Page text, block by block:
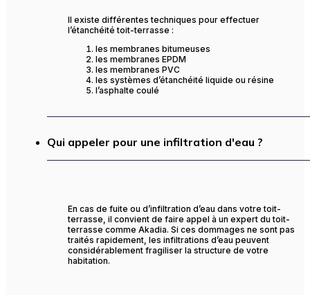
Il existe différentes techniques pour effectuer
l’étanchéité toit-terrasse :
les membranes bitumeuses
les membranes EPDM
les membranes PVC
les systèmes d’étanchéité liquide ou résine
l’asphalte coulé
Qui appeler pour une infiltration d'eau ?
En cas de fuite ou d’infiltration d’eau dans votre toit-
terrasse, il convient de faire appel à un expert du toit-
terrasse comme Akadia. Si ces dommages ne sont pas
traités rapidement, les infiltrations d’eau peuvent
considérablement fragiliser la structure de votre
habitation.